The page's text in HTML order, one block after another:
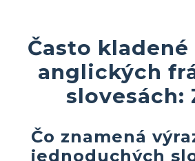
Často
anglických
slovesách:
Čo znamená
jednoduchých